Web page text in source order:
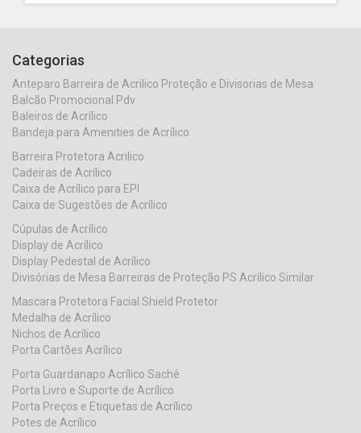
Categorias
Anteparo Barreira de Acrilico Proteção e Divisorias de Mesa
Balcão Promocional Pdv
Baleiros de Acrílico
Bandeja para Amenities de Acrílico
Barreira Protetora Acrilico
Cadeiras de Acrílico
Caixa de Acrílico para EPI
Caixa de Sugestões de Acrílico
Cúpulas de Acrílico
Display de Acrílico
Display Pedestal de Acrílico
Divisórias de Mesa Barreiras de Proteção PS Acrílico Similar
Mascara Protetora Facial Shield Protetor
Medalha de Acrílico
Nichos de Acrílico
Porta Cartões Acrílico
Porta Guardanapo Acrílico Sachê
Porta Livro e Suporte de Acrílico
Porta Preços e Etiquetas de Acrílico
Potes de Acrílico